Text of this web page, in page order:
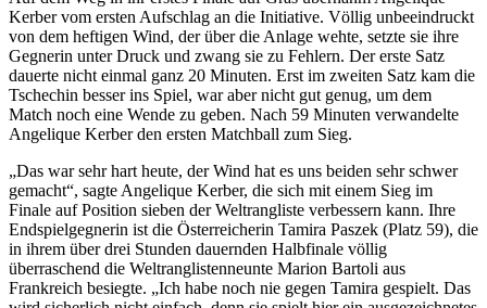
Kerber vom ersten Aufschlag an die Initiative. Völlig unbeeindruckt
von dem heftigen Wind, der über die Anlage wehte, setzte sie ihre
Gegnerin unter Druck und zwang sie zu Fehlern. Der erste Satz
dauerte nicht einmal ganz 20 Minuten. Erst im zweiten Satz kam die
Tschechin besser ins Spiel, war aber nicht gut genug, um dem
Match noch eine Wende zu geben. Nach 59 Minuten verwandelte
Angelique Kerber den ersten Matchball zum Sieg.
„Das war sehr hart heute, der Wind hat es uns beiden sehr schwer
gemacht“, sagte Angelique Kerber, die sich mit einem Sieg im
Finale auf Position sieben der Weltrangliste verbessern kann. Ihre
Endspielgegnerin ist die Österreicherin Tamira Paszek (Platz 59), die
in ihrem über drei Stunden dauernden Halbfinale völlig
überraschend die Weltranglistenneunte Marion Bartoli aus
Frankreich besiegte. „Ich habe noch nie gegen Tamira gespielt. Das